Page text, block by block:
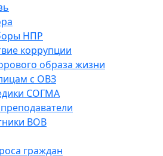
НПР
коррупции
образа жизни
с ОВЗ
СОГМА
ВОВ
граждан